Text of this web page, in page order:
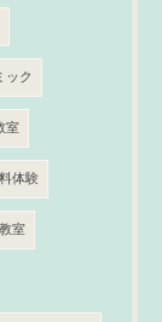
ック
室
体験
室